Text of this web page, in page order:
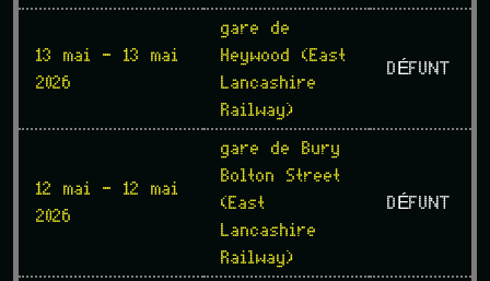
13 mai - 13 mai
2026
gare de
Heywood (East
Lancashire
Railway)
DÉFUNT
12 mai - 12 mai
2026
gare de Bury
Bolton Street
(East
Lancashire
Railway)
DÉFUNT